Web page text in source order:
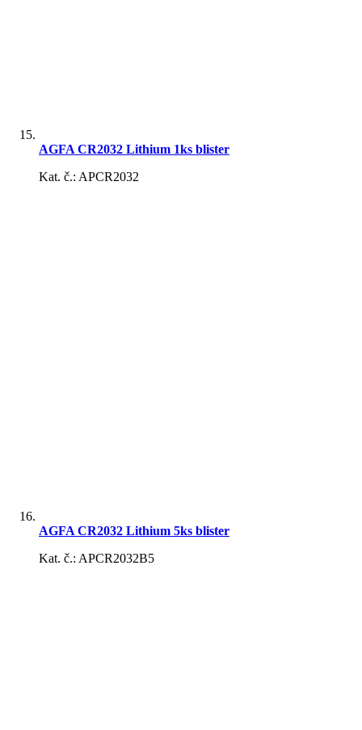
AGFA CR2032 Lithium 1ks blister
Kat. č.: APCR2032
AGFA CR2032 Lithium 5ks blister
Kat. č.: APCR2032B5